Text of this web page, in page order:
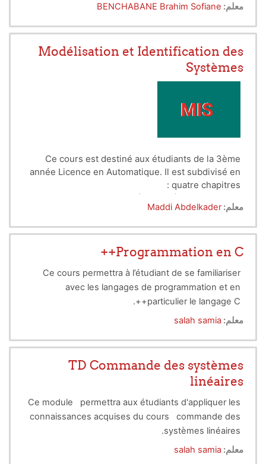
معلم: BENCHABANE Brahim Sofiane
Modélisation et Identification des
Systèmes
Ce cours est destiné aux étudiants de la 3ème
année Licence en Automatique. Il est subdivisé en
quatre chapitres :
Identification des Systèmes
Paramétriques
Méthode des Moindres Carrés
Chapitre 4: Analyses et Techniques de
Validation des Modèles Identifiés
معلم:Maddi Abdelkader
Programmation en C++
Ce cours permettra à l’étudiant de se familiariser
avec les langages de programmation et en
particulier le langage C++.
معلم: salah samia
TD Commande des systèmes
linéaires
Ce module permettra aux étudiants d'appliquer les
connaissances acquises du cours commande des
systèmes linéaires.
معلم: salah samia